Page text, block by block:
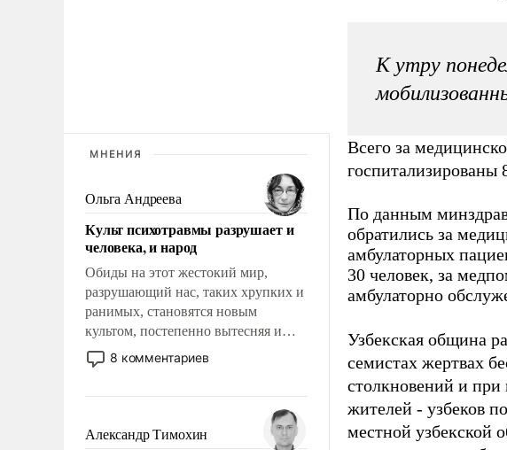
МНЕНИЯ
Ольга Андреева
Культ психотравмы разрушает и
человека, и народ
Обиды на этот жестокий мир,
разрушающий нас, таких хрупких и
ранимых, становятся новым
культом, постепенно вытесняя и
отменяя традиционное требование к
человеку – быть мужественным и
на себя ответственность, помогать
слабым, идти вперед и
8 комментариев
Александр Тимохин
К утру
Всего за
госпитализированы
По данным
обратились за
амбулаторных
30 человек, за
амбулаторно
Узбекская община
семистах жертвах
столкновений и
жителей - узбеков
местной узбекской